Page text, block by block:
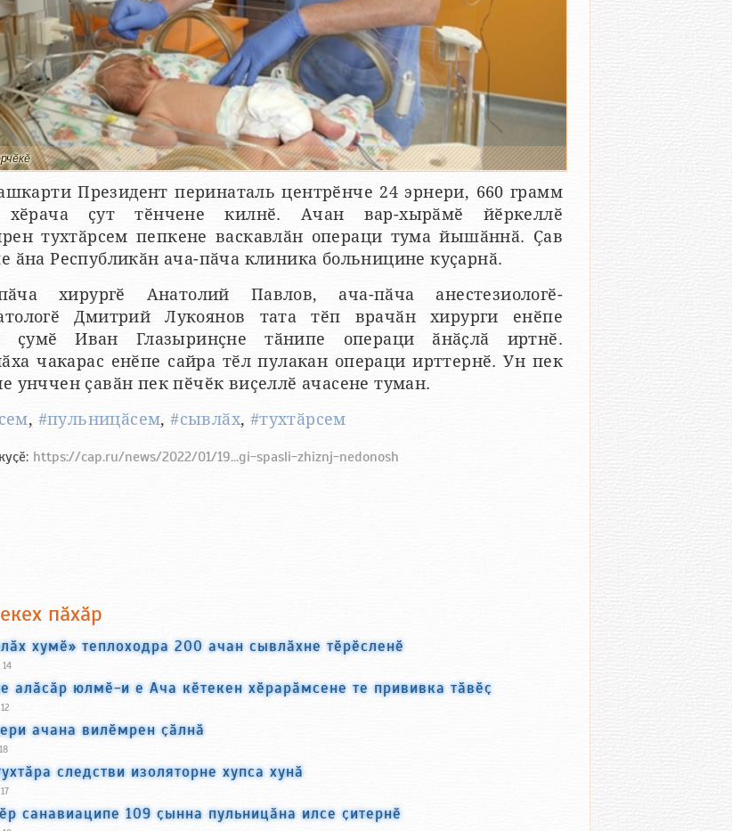
Президент перинаталь центрӗнче 24 эрнери, 660 грамм
хӗрача ҫут тӗнчене килнӗ. Ачан вар-хырӑмӗ йӗркеллӗ
тухтӑрсем пепкене васкавлӑн операци тума йышӑннӑ. Ҫав
ӑна Республикӑн ача-пӑча клиника больницине куҫарнӑ.
хирургӗ Анатолий Павлов, ача-пӑча анестезиологӗ-
Дмитрий Лукоянов тата тӗп врачӑн хирурги енӗпе
ҫумӗ Иван Глазыринҫне тӑнипе операци ӑнӑҫлӑ иртнӗ.
чакарас енӗпе сайра тӗл пулакан операци ирттернӗ. Ун пек
унччен ҫавӑн пек пӗчӗк виҫеллӗ ачасене туман.
, #пульницӑсем,#сывлӑх, #тухтӑрсем
https://cap.ru/news/2022/01/19...gi-spasli-zhiznj-nedonosh
пӑхӑр
хумӗ» теплоходра 200 ачан сывлӑхне тӗрӗсленӗ
14
алӑсӑр юлмӗ-и е Ача кӗтекен хӗрарӑмсене те прививка тӑвӗҫ
ачана вилӗмрен ҫӑлнӑ
следстви изоляторне хупса хунӑ
санавиаципе 109 ҫынна пульницӑна илсе ҫитернӗ